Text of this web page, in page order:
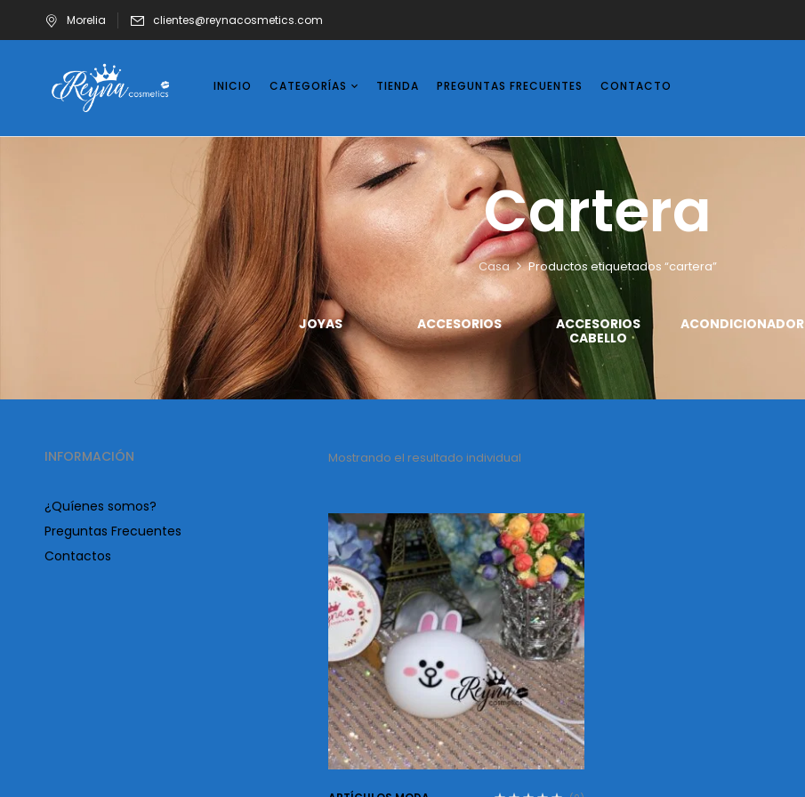
Morelia clientes@reynacosmetics.com
INICIO CATEGORÍAS TIENDA PREGUNTAS FRECUENTES CONTACTO
Cartera
Casa Productos etiquetados “cartera”
VASOS JOYAS ACCESORIOS
ACCESORIOS
CABELLO
ACONDICIONADOR
INFORMACIÓN
¿Quíenes somos?
Preguntas Frecuentes
Contactos
Mostrando el resultado individual